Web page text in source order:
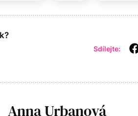
Sdílejte:
Anna Urbanová